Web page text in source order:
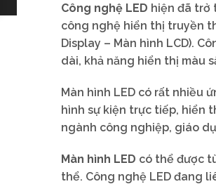
Công nghệ LED hiện đã trở
công nghệ hiển thị truyền
Display – Màn hình LCD).
dài, khả năng hiển thị màu
Màn hình LED có rất nhiều
hình sự kiện trực tiếp, hiển
ngành công nghiệp, giáo
Màn hình LED có thể được
thể. Công nghệ LED đang